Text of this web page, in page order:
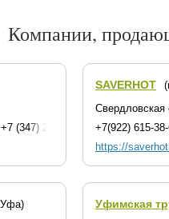
Компании,
(347) 246 75 25
SAVERHOT
Свердловская
+7(922) 615-
https://
Уфа)
Уфимская